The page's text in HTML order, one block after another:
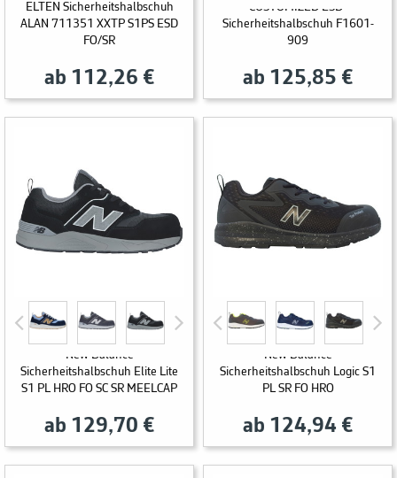
ELTEN Sicherheitshalbschuh
ALAN 711351 XXTP S1PS ESD
FO/SR
ab 112,26 €
CUSTOMIZED ESD-
Sicherheitshalbschuh F1601-
909
ab 125,85 €
New Balance
Sicherheitshalbschuh Elite Lite
S1 PL HRO FO SC SR MEELCAP
ab 129,70 €
New Balance
Sicherheitshalbschuh Logic S1
PL SR FO HRO
ab 124,94 €